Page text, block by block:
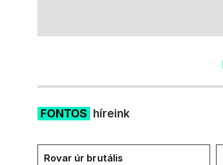
FONTOS híreink
Rovar úr brutális